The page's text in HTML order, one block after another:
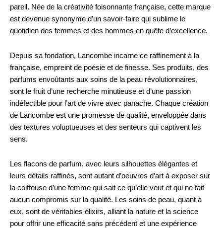
pareil. Née de la créativité foisonnante française, cette marque
est devenue synonyme d’un savoir-faire qui sublime le
quotidien des femmes et des hommes en quête d’excellence.
Depuis sa fondation, Lancombe incarne ce raffinement à la
française, empreint de poésie et de finesse. Ses produits, des
parfums envoûtants aux soins de la peau révolutionnaires,
sont le fruit d’une recherche minutieuse et d’une passion
indéfectible pour l’art de vivre avec panache. Chaque création
de Lancombe est une promesse de qualité, enveloppée dans
des textures voluptueuses et des senteurs qui captivent les
sens.
Les flacons de parfum, avec leurs silhouettes élégantes et
leurs détails raffinés, sont autant d’oeuvres d’art à exposer sur
la coiffeuse d’une femme qui sait ce qu’elle veut et qui ne fait
aucun compromis sur la qualité. Les soins de peau, quant à
eux, sont de véritables élixirs, alliant la nature et la science
pour offrir une efficacité sans précédent et une expérience